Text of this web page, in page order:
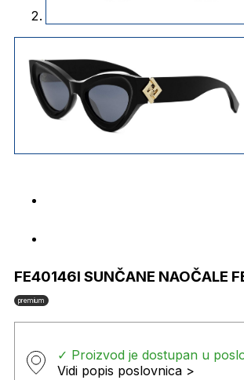
FE40146I SUNČANE NAOČALE
premium
✓ Proizvod je dostupan u
Vidi popis poslovnica >